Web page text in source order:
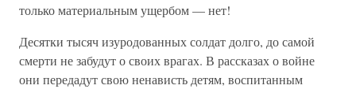
только материальным ущербом — нет!
Десятки тысяч изуродованных солдат долго, до самой
смерти не забудут о своих врагах. В рассказах о войне
они передадут свою ненависть детям, воспитанным